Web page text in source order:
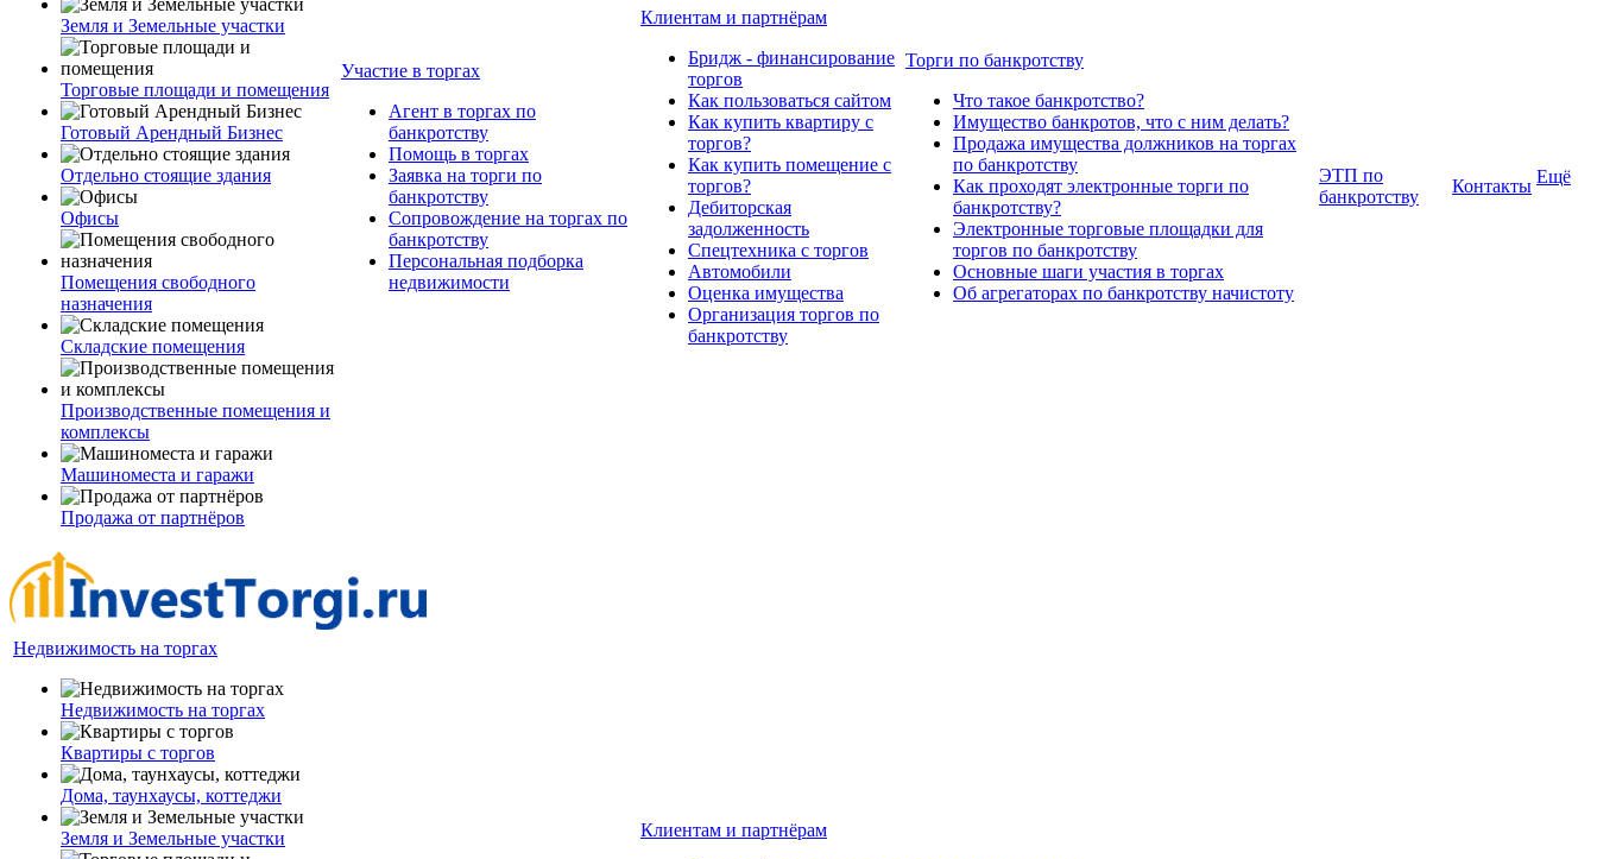
Земля и Земельные участки
Торговые площади и помещения
Готовый Арендный Бизнес
Отдельно стоящие здания
Офисы
Помещения свободного
назначения
Складские помещения
Производственные помещения и
комплексы
Машиноместа и гаражи
Продажа от партнёров
Участие в торгах
Агент в торгах по
банкротству
Помощь в торгах
Заявка на торги по
банкротству
Сопровождение на торгах по
банкротству
Персональная подборка
недвижимости
Клиентам и партнёрам
Бридж - финансирование
торгов
Как пользоваться сайтом
Как купить квартиру с
торгов?
Как купить помещение с
торгов?
Дебиторская
задолженность
Спецтехника с торгов
Автомобили
Оценка имущества
Организация торгов по
банкротству
Торги по банкротству
Что такое банкротство?
Имущество банкротов, что с ним делать?
Продажа имущества должников на торгах
по банкротству
Как проходят электронные торги по
банкротству?
Электронные торговые площадки для
торгов по банкротству
Основные шаги участия в торгах
Об агрегаторах по банкротству начистоту
ЭТП по
банкротству
Контакты Ещё
Недвижимость на торгах
Недвижимость на торгах
Квартиры с торгов
Дома, таунхаусы, коттеджи
Земля и Земельные участки
Клиентам и партнёрам